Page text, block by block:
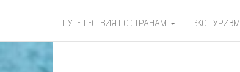
ПУТЕШЕСТВИЯ ПО СТРАНАМ ЭКО ТУРИЗМ